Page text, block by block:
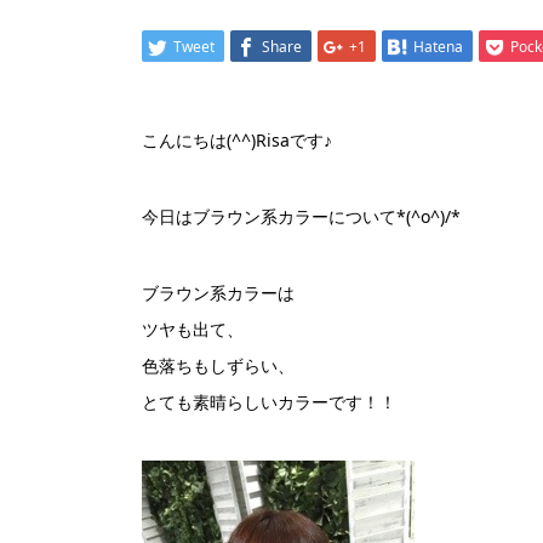
Tweet Share +1 Hatena
こんにちは(^^)Risaです♪
今日はブラウン系カラーについて*(^o^)/*
ブラウン系カラーは
ツヤも出て、
色落ちもしずらい、
とても素晴らしいカラーです！！